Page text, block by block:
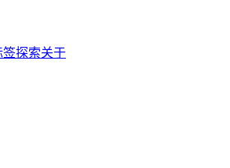
签探索关于